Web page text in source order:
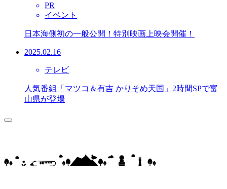
PR
イベント
日本海側初の一般公開！特別映画上映会開催！
2025.02.16
テレビ
人気番組「マツコ＆有吉 かりそめ天国」2時間SPで富
山県が登場